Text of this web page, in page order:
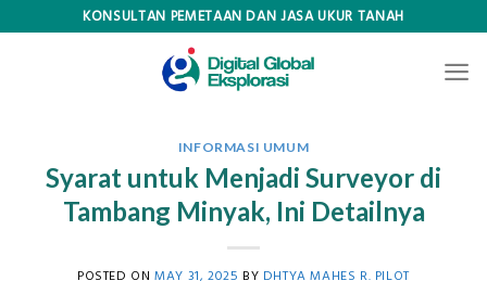
KONSULTAN PEMETAAN DAN JASA UKUR TANAH
INFORMASI UMUM
Syarat untuk Menjadi Surveyor di
Tambang Minyak, Ini Detailnya
POSTED ONMAY 31, 2025 BY DHTYA MAHES R. PILOT